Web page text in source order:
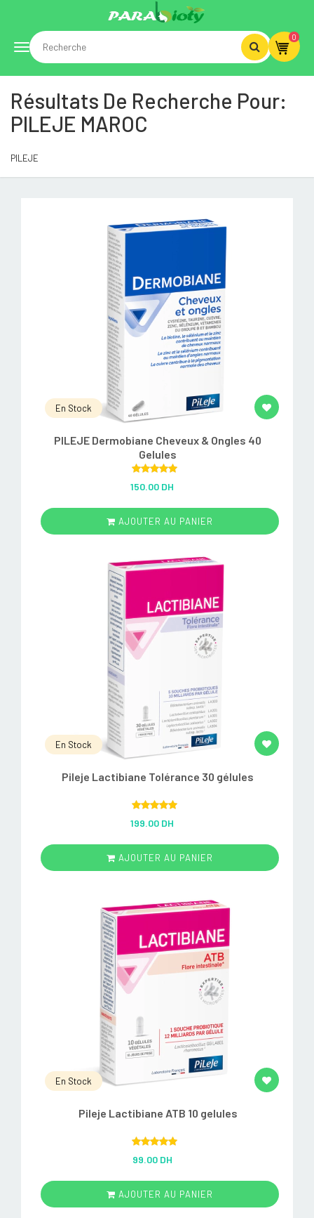
Toggle
navigation
0
Résultats De Recherche Pour:
PILEJE MAROC
PILEJE
En Stock
PILEJE Dermobiane Cheveux & Ongles 40
Gelules
out of 5
150.00 DH
AJOUTER AU PANIER
En Stock
Pileje Lactibiane Tolérance 30 gélules
out of 5
199.00 DH
AJOUTER AU PANIER
En Stock
Pileje Lactibiane ATB 10 gelules
out of 5
99.00 DH
AJOUTER AU PANIER